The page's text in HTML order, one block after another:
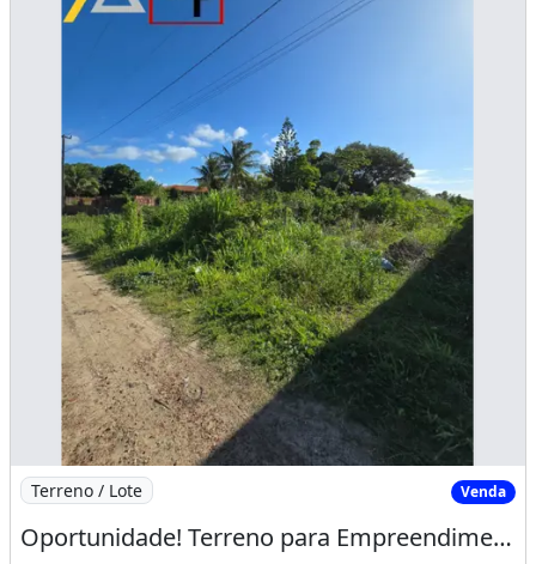
Imagem: Oportunidade! Terreno para Empreendimentos
Terreno / Lote Venda
Oportunidade! Terreno para Empreendimentos Imobiliários